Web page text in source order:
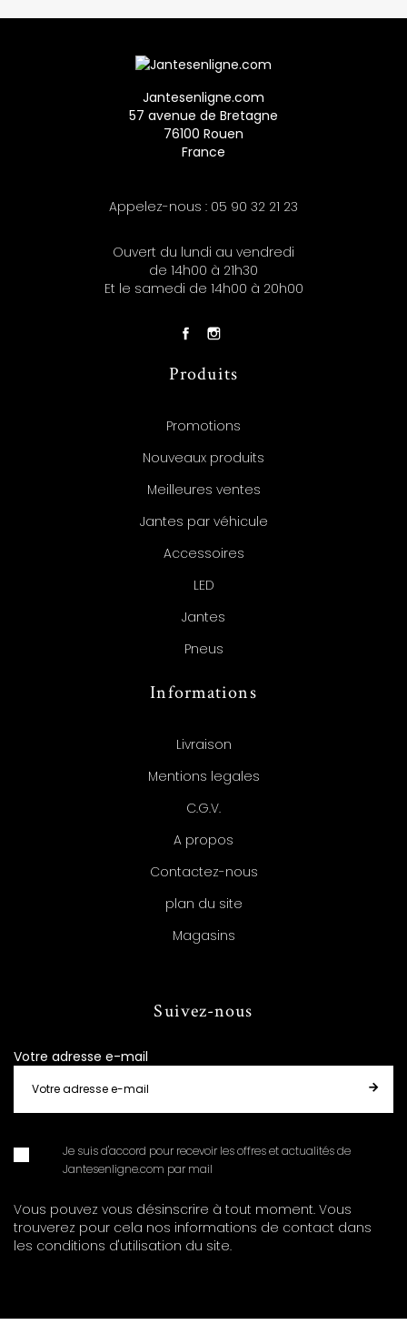
Jantesenligne.com
57 avenue de Bretagne
76100 Rouen
France
Appelez-nous : 05 90 32 21 23
Ouvert du lundi au vendredi
de 14h00 à 21h30
Et le samedi de 14h00 à 20h00
Produits
Promotions
Nouveaux produits
Meilleures ventes
Jantes par véhicule
Accessoires
LED
Jantes
Pneus
Informations
Livraison
Mentions legales
C.G.V.
A propos
Contactez-nous
plan du site
Magasins
Suivez-nous
Votre adresse e-mail
Je suis d'accord pour recevoir les offres et actualités de
Jantesenligne.com par mail
Vous pouvez vous désinscrire à tout moment. Vous
trouverez pour cela nos informations de contact dans
les conditions d'utilisation du site.